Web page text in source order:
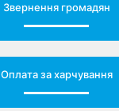
Звернення громадян
Оплата за харчування